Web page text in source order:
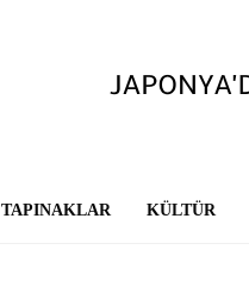
TAPINAKLAR KÜLTÜR